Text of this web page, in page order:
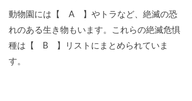
動物園には【 A 】やトラなど、絶滅の恐
れのある生き物もいます。これらの絶滅危惧
種は【 B 】リストにまとめられていま
す。